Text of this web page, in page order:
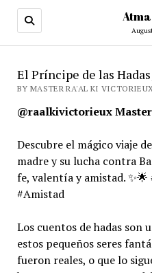
El Príncipe de las
BY MASTER RA'AL KI
@raalkivictorieux
Descubre el mágico viaje
madre y su lucha contra
fe, valentía y amistad.
#Amistad
Los cuentos de hadas son
estos pequeños seres
fueron reales, o que lo